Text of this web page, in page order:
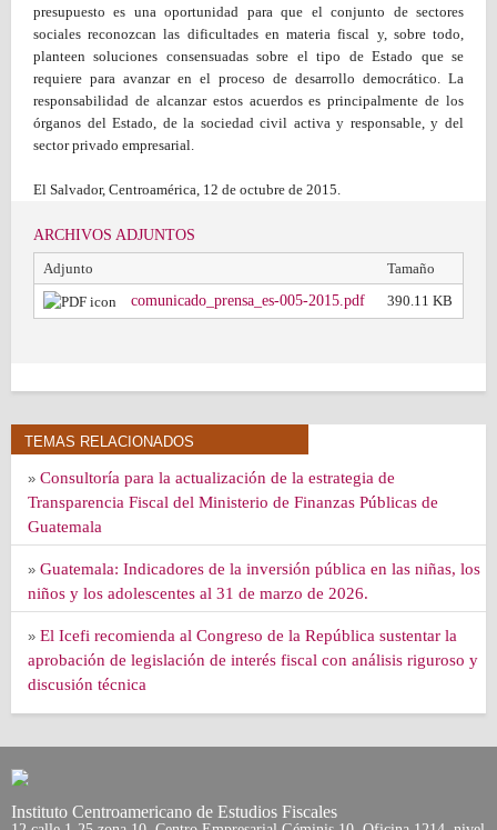
presupuesto es una oportunidad para que el conjunto de sectores
sociales reconozcan las dificultades en materia fiscal y, sobre todo,
planteen soluciones consensuadas sobre el tipo de Estado que se
requiere para avanzar en el proceso de desarrollo democrático. La
responsabilidad de alcanzar estos acuerdos es principalmente de los
órganos del Estado, de la sociedad civil activa y responsable, y del
sector privado empresarial.
El Salvador, Centroamérica, 12 de octubre de 2015.
ARCHIVOS ADJUNTOS
Adjunto
Tamaño
comunicado_prensa_es-005-2015.pdf
390.11 KB
TEMAS RELACIONADOS
» Consultoría para la actualización de la estrategia de
Transparencia Fiscal del Ministerio de Finanzas Públicas de
Guatemala
» Guatemala: Indicadores de la inversión pública en las niñas, los
niños y los adolescentes al 31 de marzo de 2026.
» El Icefi recomienda al Congreso de la República sustentar la
aprobación de legislación de interés fiscal con análisis riguroso y
discusión técnica
Instituto Centroamericano de Estudios Fiscales